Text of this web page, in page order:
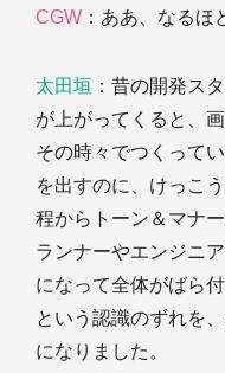
CGW ：ああ、なるほ
太田垣 ：昔の開発ス
が上がってくると、
その時々でつくって
を出すのに、けっこ
程からトーン＆マナ
ランナーやエンジニ
になって全体がばら
という認識のずれを
になりました。